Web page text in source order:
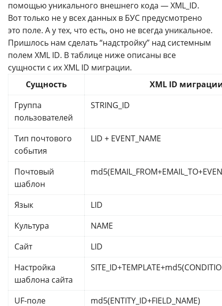
помощью уникального внешнего кода — XML_ID.
Вот только не у всех данных в БУС предусмотрено
это поле. А у тех, что есть, оно не всегда уникальное.
Пришлось нам сделать “надстройку” над системным
полем XML ID. В таблице ниже описаны все
сущности с их XML ID миграции.
Сущность
XML ID
Группа
пользователей
STRING_ID
Тип почтового
события
LID + EVENT_NAME
Почтовый
шаблон
Язык
LID
Культура
NAME
Сайт
LID
Настройка
шаблона сайта
UF-поле
md5(ENTITY_ID+FIELD_NAME)